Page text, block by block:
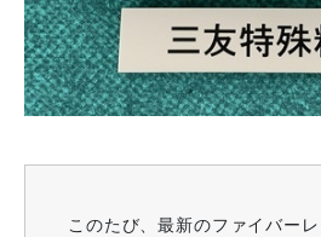
このたび、最新のファイバー